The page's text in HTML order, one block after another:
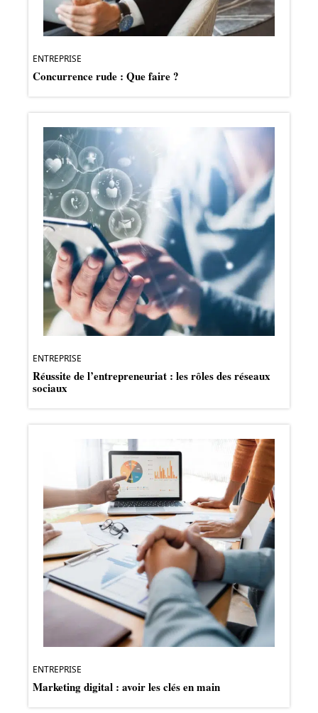
ENTREPRISE
Concurrence rude : Que faire ?
ENTREPRISE
Réussite de l’entrepreneuriat : les rôles des réseaux
sociaux
ENTREPRISE
Marketing digital : avoir les clés en main